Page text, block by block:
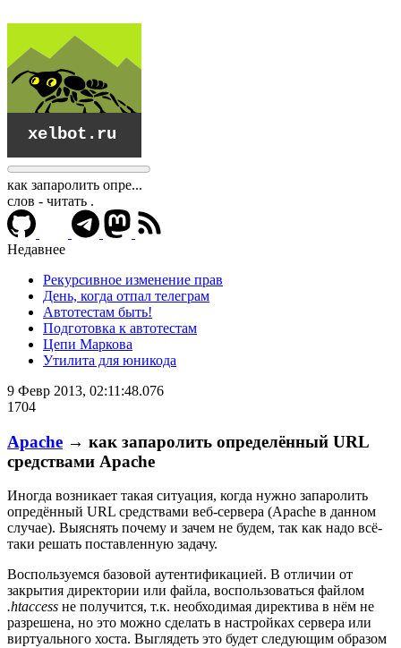
xelbot.ru
как запаролить опре...
слов - читать .
Недавнее
Рекурсивное изменение прав
День, когда отпал телеграм
Автотестам быть!
Подготовка к автотестам
Цепи Маркова
Утилита для юникода
9 Февр 2013, 02:11:48.076
1704
Apache → как запаролить определённый URL
средствами Apache
Иногда возникает такая ситуация, когда нужно запаролить
опредённый URL средствами веб-сервера (Apache в данном
случае). Выяснять почему и зачем не будем, так как надо всё-
таки решать поставленную задачу.
Воспользуемся базовой аутентификацией. В отличии от
закрытия директории или файла, воспользоваться файлом
.htaccess не получится, т.к. необходимая директива в нём не
разрешена, но это можно сделать в настройках сервера или
виртуального хоста. Выглядеть это будет следующим образом